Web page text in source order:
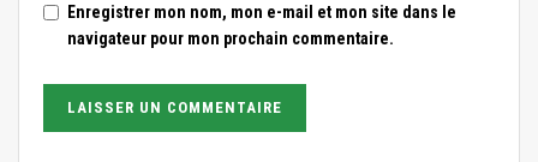
Enregistrer mon nom, mon e-mail et mon site dans le
navigateur pour mon prochain commentaire.